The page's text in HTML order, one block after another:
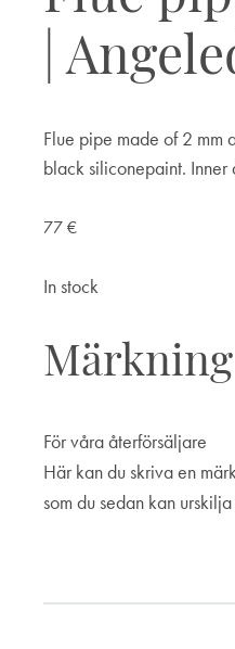
|
Flue pipe made of 2 mm
black siliconepaint.
77€
In stock
Märkning
För våra återförsäljare
Här kan du skriva en
som du sedan kan